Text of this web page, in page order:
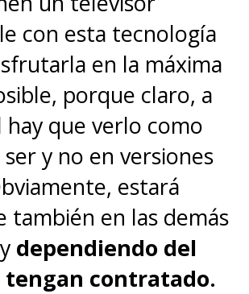
con esta tecnología
en la máxima
porque claro, a
hay que verlo como
y no en versiones
estará
también en las demás
dependiendo del
tengan contratado.